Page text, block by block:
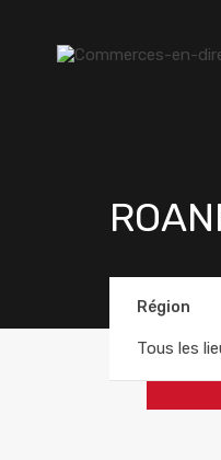
Région
Tous les